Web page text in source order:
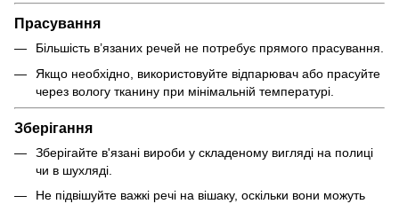
Прасування
Більшість в’язаних речей не потребує прямого прасування.
Якщо необхідно, використовуйте відпарювач або прасуйте
через вологу тканину при мінімальній температурі.
Зберігання
Зберігайте в'язані вироби у складеному вигляді на полиці
чи в шухляді.
Не підвішуйте важкі речі на вішаку, оскільки вони можуть